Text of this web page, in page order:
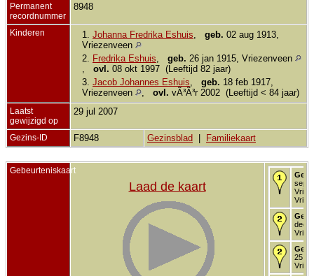
Permanent
recordnummer
8948
Kinderen 1. Johanna Fredrika Eshuis geb. 02 aug 1913,
Vriezenveen
2.
Fredrika Eshuis geb. 26 jan 1915, Vriezenveen
ovl. 08 okt 1997 (Leeftijd 82 jaar)
3. Jacob Johannes Eshuis geb. 18 feb 1917,
Vriezenveen
ovl. vÃ³Ã³r 2002 (Leeftijd < 84 jaar)
Laatst
gewijzigd op
29 jul 2007
Gezins-ID F8948 Gezinsblad Familiekaart
Gebeurteniskaart
Laad de kaart
sep
dec
25